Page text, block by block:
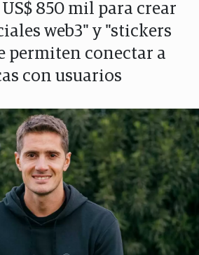
850 mil para crear
web3" y "stickers
permiten conectar a
con usuarios